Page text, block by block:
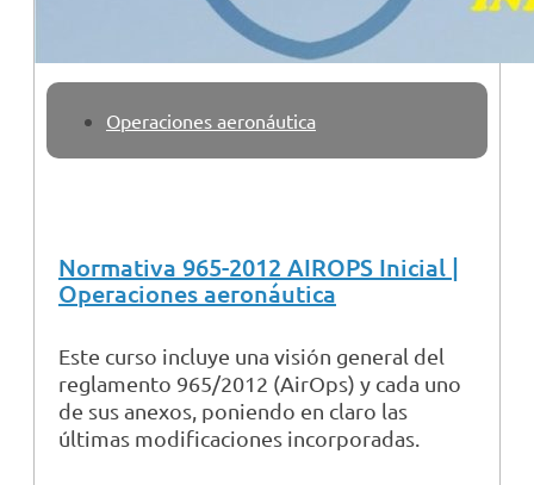
Operaciones aeronáutica
Normativa 965-2012 AIROPS Inicial |
Operaciones aeronáutica
Este curso incluye una visión general del
reglamento 965/2012 (AirOps) y cada uno
de sus anexos, poniendo en claro las
últimas modificaciones incorporadas.